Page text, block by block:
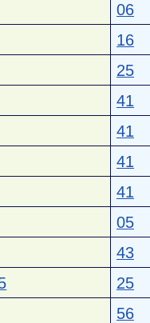
06
16
25
41
41
41
41
05
43
25
56